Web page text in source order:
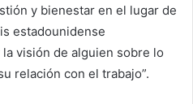
y bienestar en el lugar de
estadounidense
visión de alguien sobre lo
relación con el trabajo”.